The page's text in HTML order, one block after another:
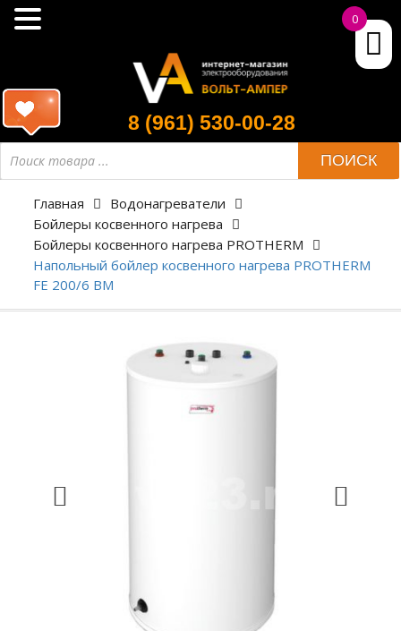
8 (961) 530-00-28
ПОИСК
Главная
Водонагреватели
Бойлеры косвенного нагрева
Бойлеры косвенного нагрева PROTHERM
Напольный бойлер косвенного нагрева PROTHERM
FE 200/6 BM
0